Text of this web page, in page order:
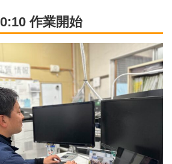
作業開始